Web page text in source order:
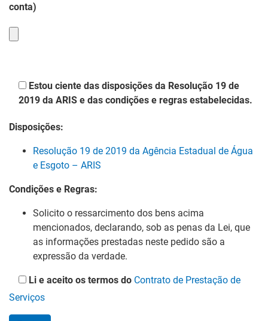
conta)
Estou ciente das disposições da Resolução 19 de
2019 da ARIS e das condições e regras estabelecidas.
Disposições:
Resolução 19 de 2019 da Agência Estadual de Água
e Esgoto – ARIS
Condições e Regras:
Solicito o ressarcimento dos bens acima
mencionados, declarando, sob as penas da Lei, que
as informações prestadas neste pedido são a
expressão da verdade.
Li e aceito os termos do Contrato de Prestação de
Serviços